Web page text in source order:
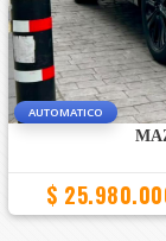
AUTOMATICO
$